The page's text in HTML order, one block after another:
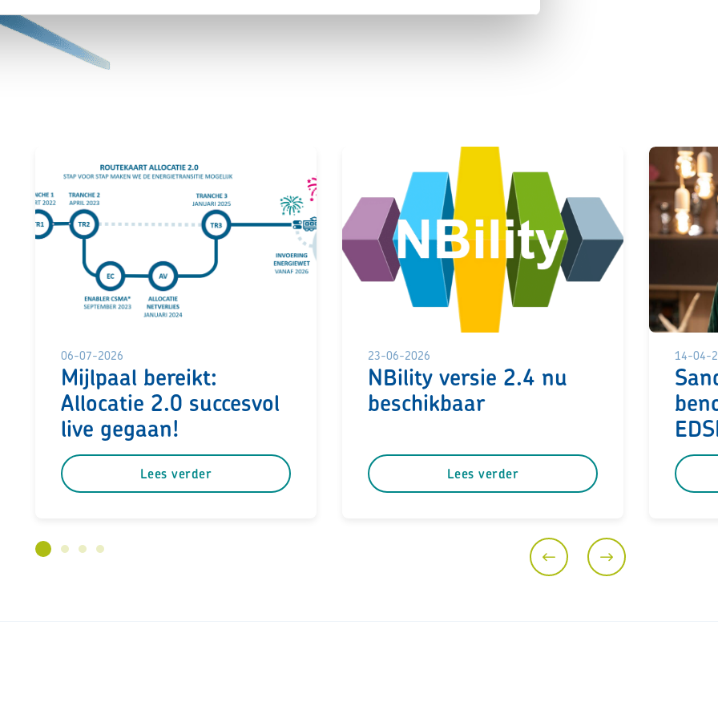
06-07-2026
Mijlpaal bereikt:
Allocatie 2.0 succesvol
live gegaan!
Lees verder
23-06-2026
NBility versie 2.4 nu
beschikbaar
Lees verder
14-04-